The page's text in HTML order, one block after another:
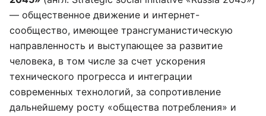
— общественное движение и интернет-
сообщество, имеющее трансгуманистическую
направленность и выступающее за развитие
человека, в том числе за счет ускорения
технического прогресса и интеграции
современных технологий, за сопротивление
дальнейшему росту «общества потребления» и